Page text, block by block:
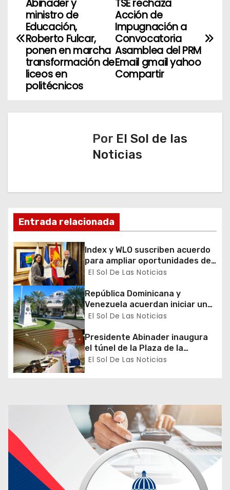
v
n
d
e
e
n
t
r
a
d
TSE rechaza
Acción de
Impugnación a
Convocatoria
Asamblea del PRM
Email gmail yahoo
Compartir
Abinader y
ministro de
Educación,
Roberto Fulcar,
ponen en marcha
transformación de
liceos en
politécnicos
Por El Sol de las
Noticias
Entrada relacionada
Index y WLO suscriben acuerdo
para ampliar oportunidades de
formación de dominicanos en el
El Sol De Las Noticias
República Dominicana y
Venezuela acuerdan iniciar un
proceso de normalización
diplomáticas y consulares
El Sol De Las Noticias
Presidente Abinader inaugura
el túnel de la Plaza de la
Bandera que cambia la salida
hacia el Sur y redefine la
El Sol De Las Noticias